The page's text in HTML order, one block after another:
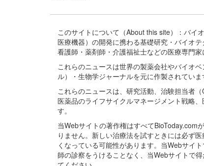
このサイトについて（About this site）：バイ
医療機器）の開発に携わる基礎研究・バイオ
看護師・薬剤師・介護福祉士などの医療専門
これらのニュースは世界の製薬会社やバイオ
ル）・生物学ジャーナルを元に作製されていま
これらのニュースは、研究活動、治験担当者
医薬品のライフサイクルマネージメント戦略
す。
当Webサイトの著作権はすべてBioToday.com
りません。新しい治療法を試すときには必ず
くなっている可能性があります。当Webサイ
師の診察をうけることなく、当Webサイトで